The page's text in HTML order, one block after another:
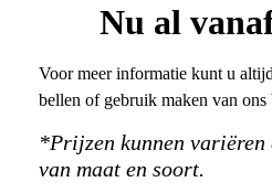
Nu al
Voor meer informatie kunt u
bellen of gebruik maken van ons
*Prijzen kunnen
van maat en soort.